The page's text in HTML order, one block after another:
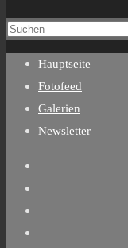
Hauptseite
Fotofeed
Galerien
Newsletter